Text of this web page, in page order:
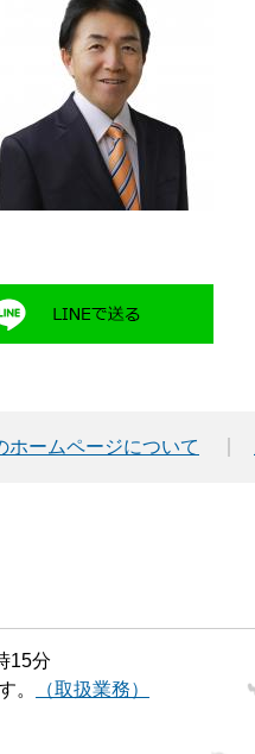
ホームページについて
15分
。
（取扱業務）